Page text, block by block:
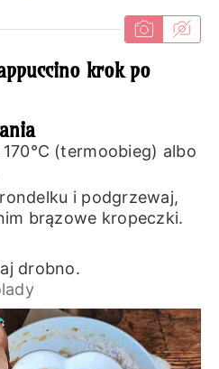
krok po
170℃ (termoobieg) albo
i podgrzewaj,
brązowe kropeczki.
drobno.